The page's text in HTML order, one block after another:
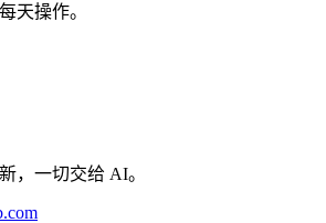
天操作。
，一切交给 AI。